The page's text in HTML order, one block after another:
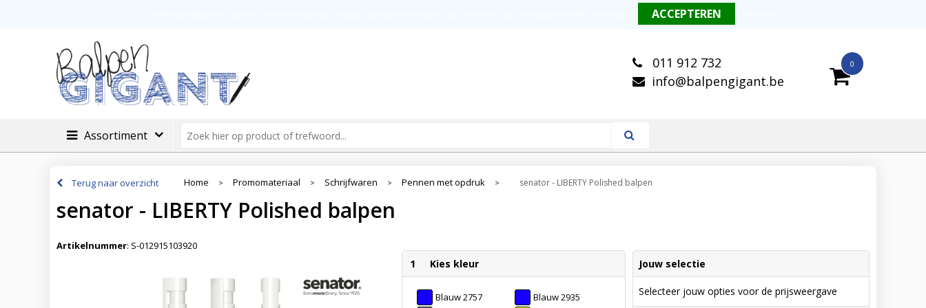
Kwalitatieve balpennen
0
011 912 732
info@balpengigant.be
Assortiment
Terug naar overzicht Home > Promomateriaal > Schrijfwaren > Pennen met opdruk > senator - LIBERTY Polished balpen
senator - LIBERTY Polished balpen
Artikelnummer: S-012915103920
1 Kies kleur
Blauw 2757
Blauw 2935
Jouw selectie
Selecteer jouw opties voor de prijsweergave